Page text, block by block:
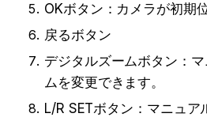
OKボタン：カメラが初期
戻るボタン
デジタルズームボタン：
ムを変更できます。
L/R SETボタン：マニュ